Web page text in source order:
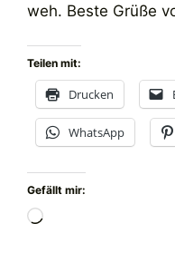
weh. Beste Grüße
Teilen mit:
Drucken
WhatsApp
Gefällt mir:
Wird